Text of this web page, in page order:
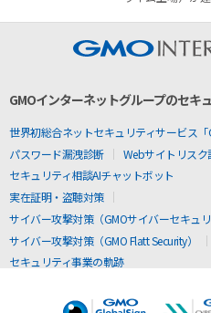
GMOインターネットグループのセキ
世界初総合ネットセキュリティサービス「
パスワード漏洩診断
Webサイトリスク
セキュリティ相談AIチャットボット
実在証明・盗聴対策
サイバー攻撃対策（GMOサイバーセキュリ
サイバー攻撃対策（GMO Flatt Security）
セキュリティ事業の軌跡